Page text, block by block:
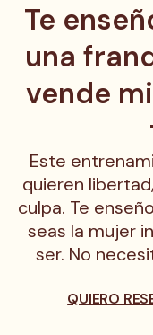
Te
una
vende
Este
quieren
culpa. Te
seas la mujer
ser. No
QUIERO